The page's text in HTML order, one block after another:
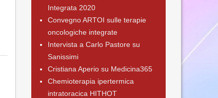
Integrata 2020
Convegno ARTOI sulle terapie
oncologiche integrate
Intervista a Carlo Pastore su
Sanissimi
Cristiana Aperio su Medicina365
Chemioterapia ipertermica
intratoracica HITHOT